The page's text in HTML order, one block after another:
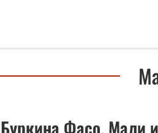
Буркина Фасо, Мали